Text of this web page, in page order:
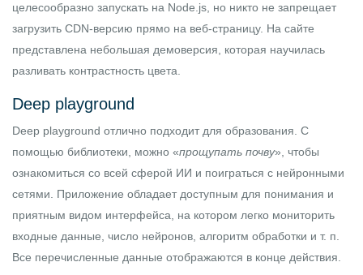
целесообразно запускать на Node.js, но никто не запрещает
загрузить CDN-версию прямо на веб-страницу. На сайте
представлена небольшая демоверсия, которая научилась
разливать контрастность цвета.
Deep playground
Deep playground отлично подходит для образования. С
помощью библиотеки, можно «прощупать почву», чтобы
ознакомиться со всей сферой ИИ и поиграться с нейронными
сетями. Приложение обладает доступным для понимания и
приятным видом интерфейса, на котором легко мониторить
входные данные, число нейронов, алгоритм обработки и т. п.
Все перечисленные данные отображаются в конце действия.